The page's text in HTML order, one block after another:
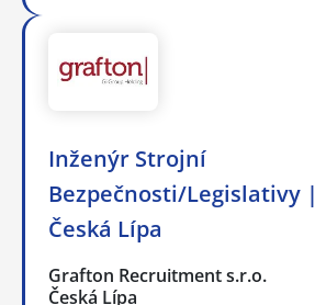
Inženýr Strojní
Bezpečnosti/Legislativy |
Česká Lípa
Grafton Recruitment s.r.o.
Česká Lípa